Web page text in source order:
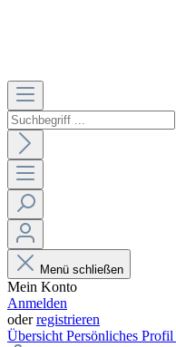
Menü schließen
Mein Konto
Anmelden
oderregistrieren
Übersicht Persönliches Profil